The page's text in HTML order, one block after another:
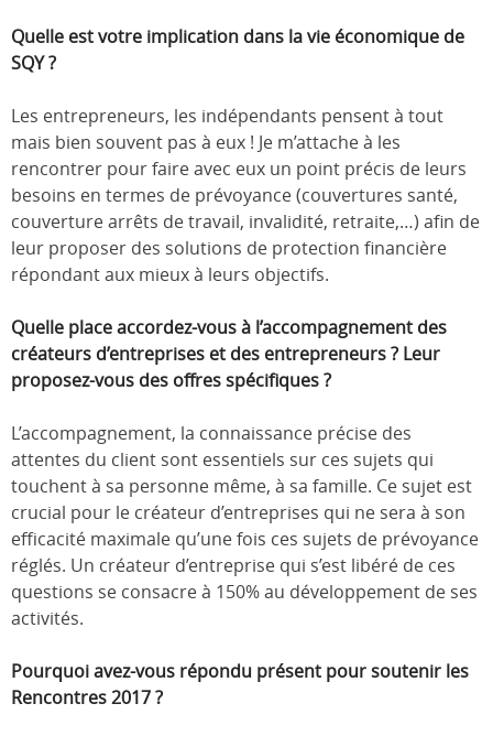
Quelle est votre implication dans la vie économique de
SQY ?
Les entrepreneurs, les indépendants pensent à tout
mais bien souvent pas à eux ! Je m’attache à les
rencontrer pour faire avec eux un point précis de leurs
besoins en termes de prévoyance (couvertures santé,
couverture arrêts de travail, invalidité, retraite,…) afin de
leur proposer des solutions de protection financière
répondant aux mieux à leurs objectifs.
Quelle place accordez-vous à l’accompagnement des
créateurs d’entreprises et des entrepreneurs ? Leur
proposez-vous des offres spécifiques ?
L’accompagnement, la connaissance précise des
attentes du client sont essentiels sur ces sujets qui
touchent à sa personne même, à sa famille. Ce sujet est
crucial pour le créateur d’entreprises qui ne sera à son
efficacité maximale qu’une fois ces sujets de prévoyance
réglés. Un créateur d’entreprise qui s’est libéré de ces
questions se consacre à 150% au développement de ses
activités.
Pourquoi avez-vous répondu présent pour soutenir les
Rencontres 2017 ?